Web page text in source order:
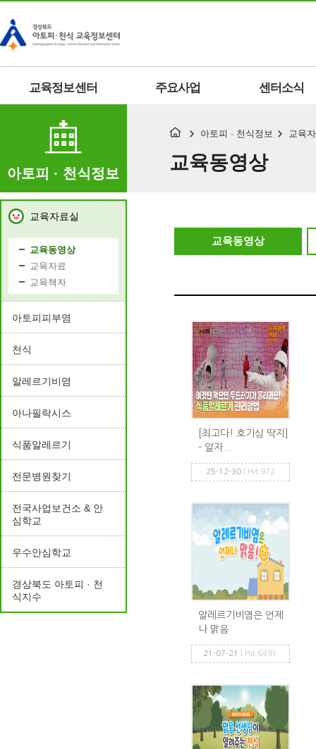
교육정보센터 주요사업 센터소식
아토피 · 천식정보
아토피 · 천식정보 교육
교육동영상
교육자료실
교육동영상
교육자료
교육책자
아토피피부염
천식
알레르기비염
아나필락시스
식품알레르기
전문병원찾기
전국사업보건소 & 안
심학교
우수안심학교
경상북도 아토피 · 천
식지수
교육동영상
[최고다! 호기심 딱지]
- 알자...
25-12-30 | Hit 972
알레르기비염은 언제
나 맑음
21-07-21 | Hit 6491